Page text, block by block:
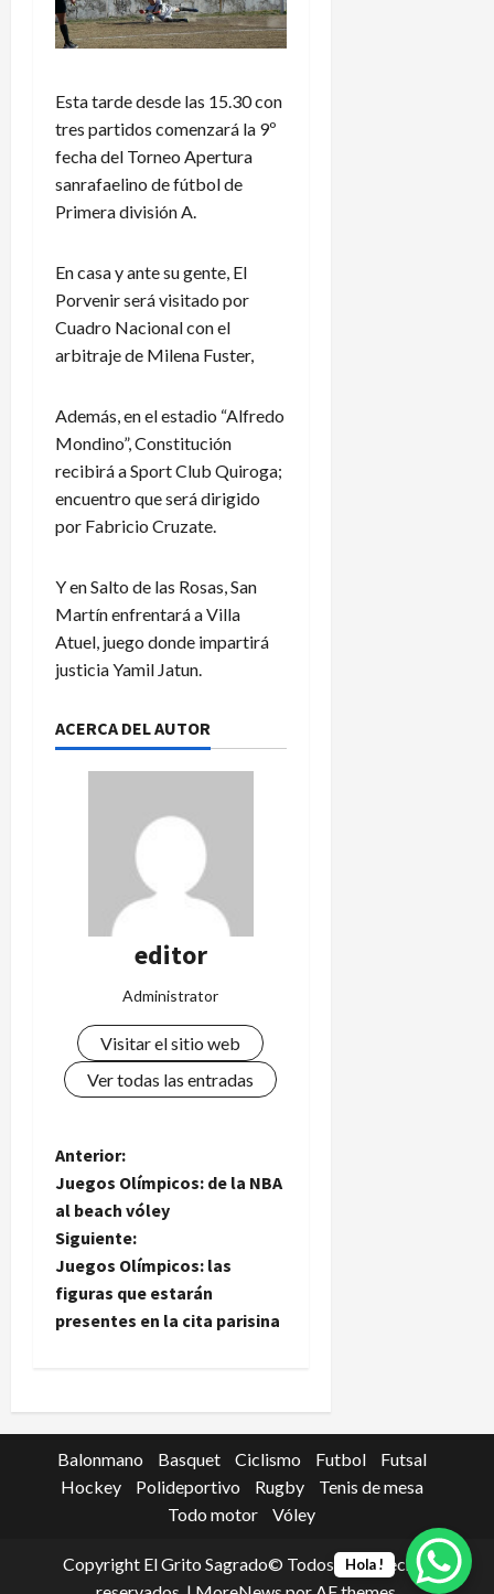
Esta tarde desde las 15.30 con
tres partidos comenzará la 9º
fecha del Torneo Apertura
sanrafaelino de fútbol de
Primera división A.
En casa y ante su gente, El
Porvenir será visitado por
Cuadro Nacional con el
arbitraje de Milena Fuster,
Además, en el estadio “Alfredo
Mondino”, Constitución
recibirá a Sport Club Quiroga;
encuentro que será dirigido
por Fabricio Cruzate.
Y en Salto de las Rosas, San
Martín enfrentará a Villa
Atuel, juego donde impartirá
justicia Yamil Jatun.
ACERCA DEL AUTOR
editor
Administrator
Visitar el sitio web
Ver todas las entradas
N
a
v
e
c
i
n
Anterior:
Juegos Olímpicos: de la NBA
al beach vóley
Siguiente:
Juegos Olímpicos: las
figuras que estarán
presentes en la cita parisina
Balonmano Basquet Ciclismo Futbol
Futsal
Hockey
Polideportivo Rugby
Tenis de mesa
Todo motor
Vóley
Copyright El Grito Sagrado© Todos los derechos
Hola !